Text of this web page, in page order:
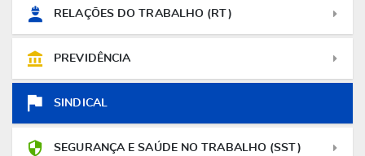
RELAÇÕES DO TRABALHO (RT)
PREVIDÊNCIA
SINDICAL
SEGURANÇA E SAÚDE NO TRABALHO (SST)